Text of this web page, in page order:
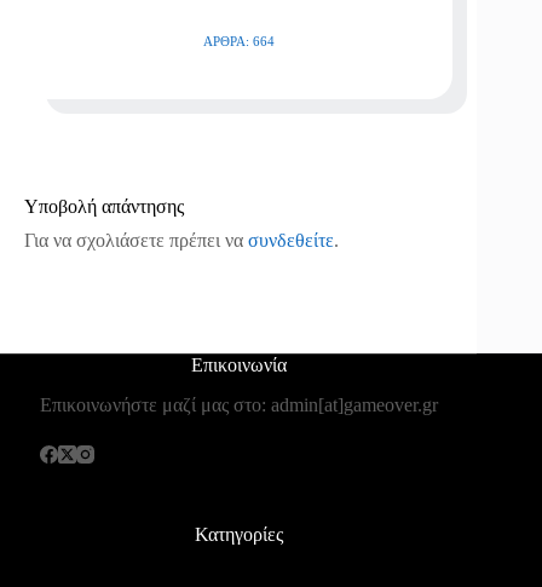
ΆΡΘΡΑ: 664
Υποβολή απάντησης
Για να σχολιάσετε πρέπει να συνδεθείτε.
Επικοινωνία
Επικοινωνήστε μαζί μας στο: admin[at]gameover.gr
Κατηγορίες